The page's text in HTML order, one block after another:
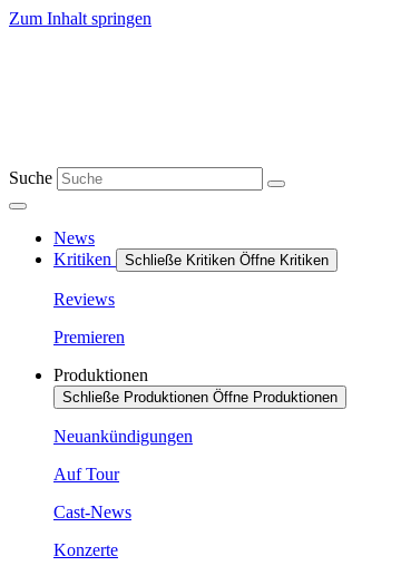
Zum Inhalt springen
Suche
News
Kritiken
Schließe Kritiken Öffne Kritiken
Reviews
Premieren
Produktionen
Schließe Produktionen Öffne Produktionen
Neuankündigungen
Auf Tour
Cast-News
Konzerte